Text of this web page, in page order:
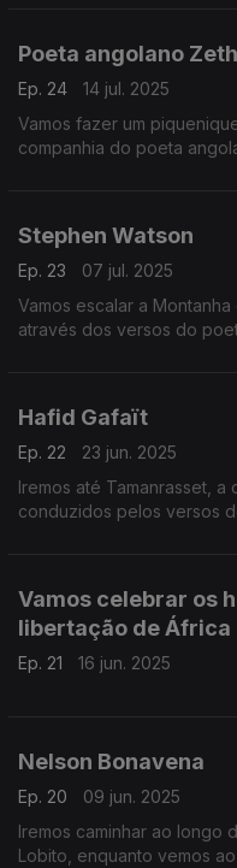
Poeta angolano
Ep. 24
14 jul. 2025
Vamos fazer um
companhia do poeta
Stephen Watson
Ep. 23
07 jul. 2025
Vamos escalar a
através dos versos do
Hafid Gafaït
Ep. 22
23 jun. 2025
Iremos até Tamanrasset, a
conduzidos pelos versos
Vamos celebrar os
libertação de África
Ep. 21 16 jun. 2025
Nelson Bonavena
Ep. 20
09 jun. 2025
Iremos caminhar ao longo
Lobito, enquanto vemos